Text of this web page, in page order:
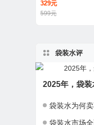
329元
599元
袋装水评
2025年，袋装
袋装水为何卖
袋装水市场全